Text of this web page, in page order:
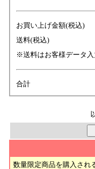
お買い上げ金額(税込)
送料(税込)
※送料はお客様データ入
合計
数量限定商品を購入され